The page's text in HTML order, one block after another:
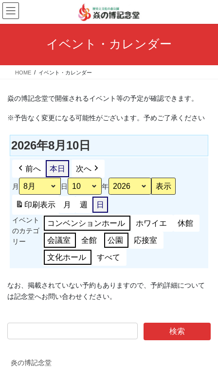
コ
ン
テ
ス
ナ
ビ
ゲ
ン
イベント・カレンダー
HOME イベント・カレンダー
焱の博記念堂で開催されるイベント等の予定が確認できます。
※予告なく変更になる可能性がございます。予めご了承ください
2026年8月10日
前へ 本日 次へ
月 日 年
印刷表示 月 週 日
イベント
のカテゴ
リー
コンベンションホール ホワイエ 休館
会議室 全館 公園 応接室
文化ホール すべて
なお、掲載されていない予約もありますので、予約詳細について
は記念堂へお問い合わせください。
炎の博記念堂